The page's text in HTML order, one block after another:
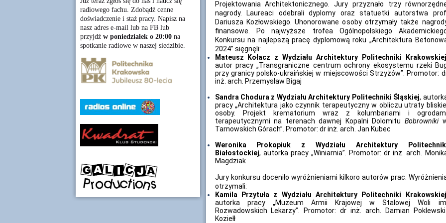
radiowego fachu. Zdobądź cenne
doświadczenie i staż pracy. Napisz na
nasz adres e-mail lub na FB lub
przyjdź w poniedziałek o 20:00na
spotkanie radiowe w naszej siedzibie.
Projektowania Architektonicznego. Jury przyznało trzy
nagrody. Laureaci odebrali dyplomy oraz statuetki autorstwa prof.
Dariusza Kozłowskiego. Uhonorowane osoby otrzymały także
finansowe. Po najwyższe trofea Ogólnopolskiego
Konkursu na najlepszą pracę dyplomową roku „Architektura
2024” sięgnęli:
Mateusz Kołacz z Wydziału Architektury Politechniki Krakowskiej
autor pracy „Transgraniczne centrum ochrony ekosystemu rzeki
przy granicy polsko-ukraińskiej w miejscowości Strzyżów”. Promotor:
inż. arch. Przemysław Bigaj
Sandra Chodura z Wydziału Architektury Politechniki Śląskiej,
pracy „Architektura jako czynnik terapeutyczny w obliczu utraty
osoby. Projekt krematorium wraz z kolumbariami i
terapeutycznymi na terenach dawnej Kopalni Dolomitu Bobrowniki
Tarnowskich Górach”. Promotor: dr inż. arch. Jan Kubec
Weronika Prokopiuk z Wydziału Architektury
Białostockiej, autorka pracy „Winiarnia”. Promotor: dr inż. arch.
Magdziak
Jury konkursu doceniło wyróżnieniami kilkoro autorów prac.
otrzymali:
Kamila Przytuła z Wydziału Architektury Politechniki Krakowskiej
autorka pracy „Muzeum Armii Krajowej w Stalowej Woli im.
Rozwadowskich Lekarzy”. Promotor: dr inż. arch. Damian
Koziełł